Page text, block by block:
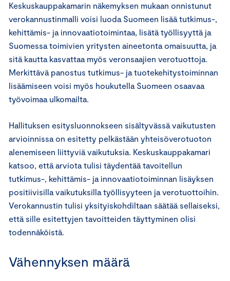
Keskuskauppakamarin näkemyksen mukaan onnistunut
verokannustinmalli voisi luoda Suomeen lisää tutkimus-,
kehittämis- ja innovaatiotoimintaa, lisätä työllisyyttä ja
Suomessa toimivien yritysten aineetonta omaisuutta, ja
sitä kautta kasvattaa myös veronsaajien verotuottoja.
Merkittävä panostus tutkimus- ja tuotekehitystoiminnan
lisäämiseen voisi myös houkutella Suomeen osaavaa
työvoimaa ulkomailta.
Hallituksen esitysluonnokseen sisältyvässä vaikutusten
arvioinnissa on esitetty pelkästään yhteisöverotuoton
alenemiseen liittyviä vaikutuksia. Keskuskauppakamari
katsoo, että arviota tulisi täydentää tavoitellun
tutkimus-, kehittämis- ja innovaatiotoiminnan lisäyksen
positiivisilla vaikutuksilla työllisyyteen ja verotuottoihin.
Verokannustin tulisi yksityiskohdiltaan säätää sellaiseksi,
että sille esitettyjen tavoitteiden täyttyminen olisi
todennäköistä.
Vähennyksen määrä